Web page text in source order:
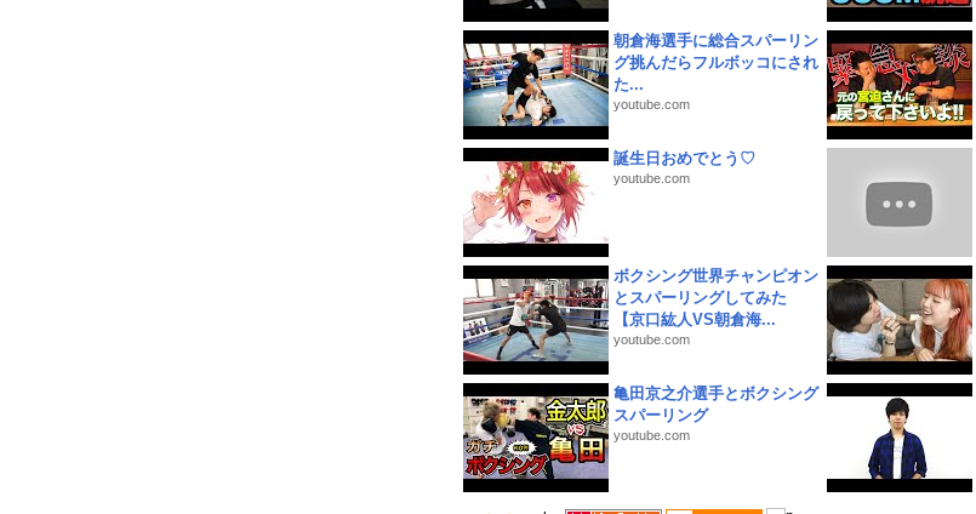
朝倉海選手に総合スパーリン
グ挑んだらフルボッコにされ
た...
youtube.com
誕生日おめでとう♡
youtube.com
ボクシング世界チャンピオン
とスパーリングしてみた
【京口紘人VS朝倉海...
youtube.com
亀田京之介選手とボクシング
スパーリング
youtube.com